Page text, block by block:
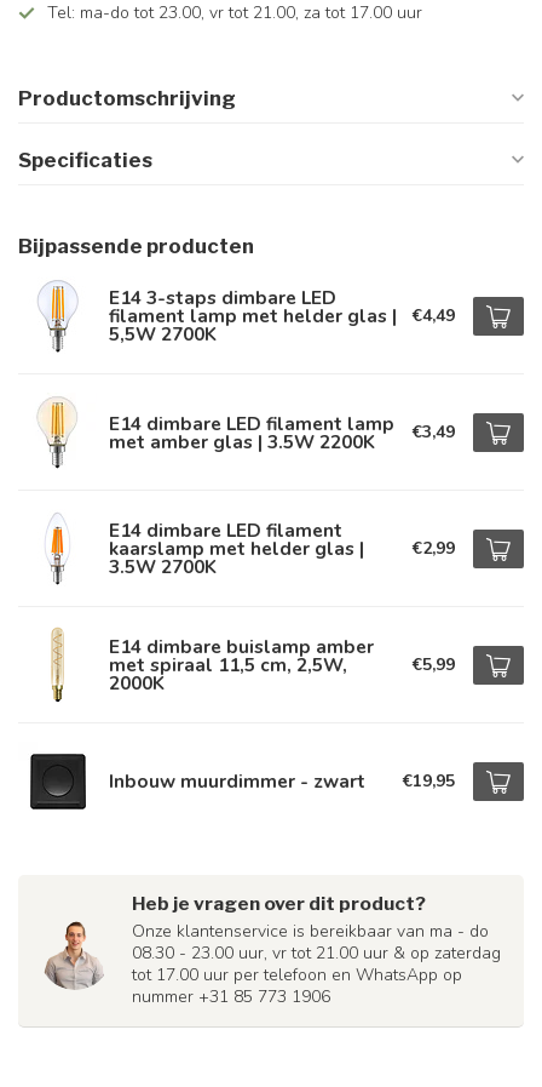
Tel: ma-do tot 23.00, vr tot 21.00, za tot 17.00 uur
Productomschrijving
Specificaties
Bijpassende producten
E14 3-staps dimbare LED
filament lamp met helder glas |
5,5W 2700K
€4,49
E14 dimbare LED filament lamp
met amber glas | 3.5W 2200K €3,49
E14 dimbare LED filament
kaarslamp met helder glas |
3.5W 2700K
€2,99
E14 dimbare buislamp amber
met spiraal 11,5 cm, 2,5W,
2000K
€5,99
Inbouw muurdimmer - zwart €19,95
Heb je vragen over dit product?
Onze klantenservice is bereikbaar van ma - do
08.30 - 23.00 uur, vr tot 21.00 uur & op zaterdag
tot 17.00 uur per telefoon en WhatsApp op
nummer +31 85 773 1906